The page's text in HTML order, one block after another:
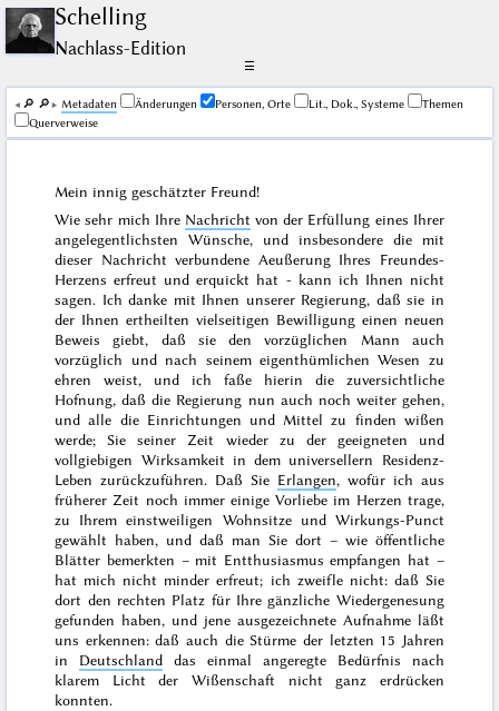
Schelling
Nachlass-Edition
☰
🔎︎ 🔎︎ Me­ta­da­ten Änderungen Personen, Orte Lit., Dok., Systeme
Themen
Querverweise
Mein innig geschätzter Freund!
Wie sehr mich Ihre Nachricht von der Erfüllung eines Ihrer
angelegentlichsten Wünsche, und insbesondere die mit
dieser Nachricht verbundene Aeußerung Ihres Freundes-
Herzens erfreut und erquickt hat - kann ich Ihnen nicht
sagen. Ich danke mit Ihnen unserer Regierung, daß sie in
der Ihnen ertheilten vielseitigen Bewilligung einen neuen
Beweis giebt, daß sie den vorzüglichen Mann auch
vorzüglich und nach seinem eigenthümlichen Wesen zu
ehren weist, und ich faße hierin die zuversichtliche
Hofnung, daß die Regierung nun auch noch weiter gehen,
und alle die Einrichtungen und Mittel zu finden wißen
werde; Sie seiner Zeit wieder zu der geeigneten und
vollgiebigen Wirksamkeit in dem universellern Residenz-
Leben zurückzuführen. Daß Sie Erlangen, wofür ich aus
früherer Zeit noch immer einige Vorliebe im Herzen trage,
zu Ihrem einstweiligen Wohnsitze und Wirkungs-Punct
gewählt haben, und daß man Sie dort – wie öffentliche
Blätter bemerkten – mit Entthusiasmus empfangen hat –
hat mich nicht minder erfreut; ich zweifle nicht: daß Sie
dort den rechten Platz für Ihre gänzliche Wiedergenesung
gefunden haben, und jene ausgezeichnete Aufnahme läßt
uns erkennen: daß auch die Stürme der letzten 15 Jahren
in Deutschland das einmal angeregte Bedürfnis nach
klarem Licht der Wißenschaft nicht ganz erdrücken
konnten.